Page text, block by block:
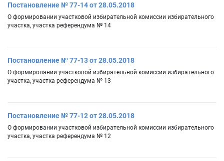
Постановление № 77-14 от 28.05.2018
О формировании участковой избирательной комиссии избирательного
участка, участка референдума № 14
Постановление № 77-13 от 28.05.2018
О формировании участковой избирательной комиссии избирательного
участка, участка референдума № 13
Постановление № 77-12 от 28.05.2018
О формировании участковой избирательной комиссии избирательного
участка, участка референдума № 12